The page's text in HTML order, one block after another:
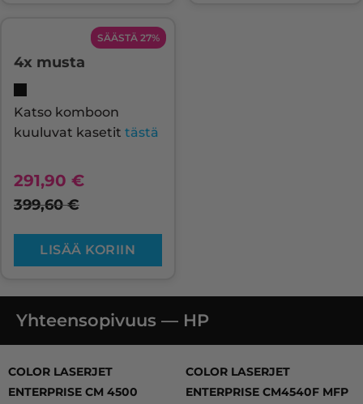
SÄÄSTÄ 27%
4x musta
Katso komboon
kuuluvat kasetit tästä
291,90 €
399,60€
LISÄÄ KORIIN
Yhteensopivuus — HP
COLOR LASERJET
ENTERPRISE CM 4500
COLOR LASERJET
ENTERPRISE CM4540F MFP